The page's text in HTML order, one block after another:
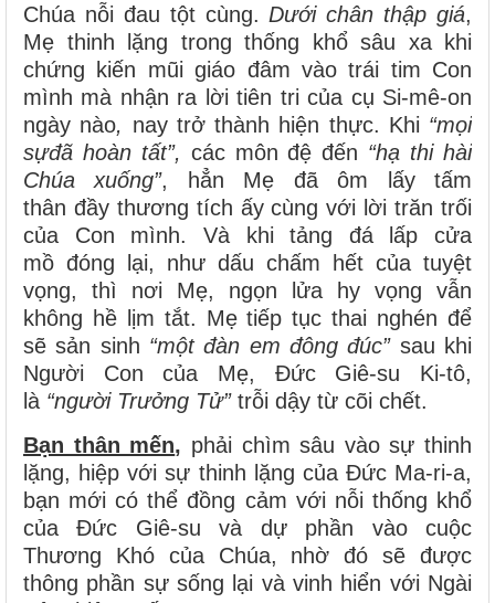
Chúa nỗi đau tột cùng. Dưới chân thập giá,
Mẹ thinh lặng trong thống khổ sâu xa khi
chứng kiến mũi giáo đâm vào trái tim Con
mình mà nhận ra lời tiên tri của cụ Si-mê-on
ngày nào, nay trở thành hiện thực. Khi “mọi
sựđã hoàn tất”, các môn đệ đến “hạ thi hài
Chúa xuống”, hẳn Mẹ đã ôm lấy tấm
thân đầy thương tích ấy cùng với lời trăn trối
của Con mình. Và khi tảng đá lấp cửa
mồ đóng lại, như dấu chấm hết của tuyệt
vọng, thì nơi Mẹ, ngọn lửa hy vọng vẫn
không hề lịm tắt. Mẹ tiếp tục thai nghén để
sẽ sản sinh “một đàn em đông đúc”sau khi
Người Con của Mẹ, Đức Giê-su Ki-tô,
là “người Trưởng Tử” trỗi dậy từ cõi chết.
Bạn thân mến, phải chìm sâu vào sự thinh
lặng, hiệp với sự thinh lặng của Đức Ma-ri-a,
bạn mới có thể đồng cảm với nỗi thống khổ
của Đức Giê-su và dự phần vào cuộc
Thương Khó của Chúa, nhờ đó sẽ được
thông phần sự sống lại và vinh hiển với Ngài